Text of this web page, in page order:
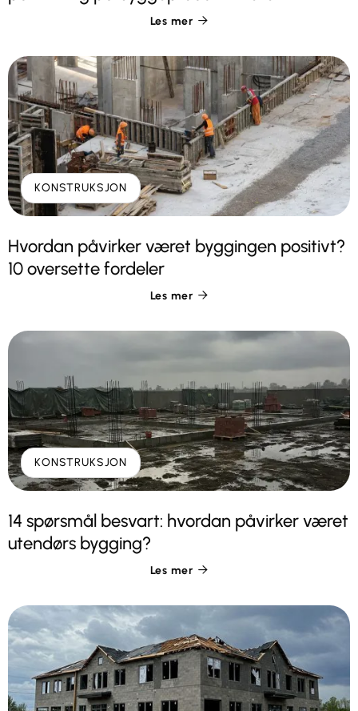
Les mer 
KONSTRUKSJON
Hvordan påvirker været byggingen positivt?
10 oversette fordeler
Les mer 
KONSTRUKSJON
14 spørsmål besvart: hvordan påvirker været
utendørs bygging?
Les mer 